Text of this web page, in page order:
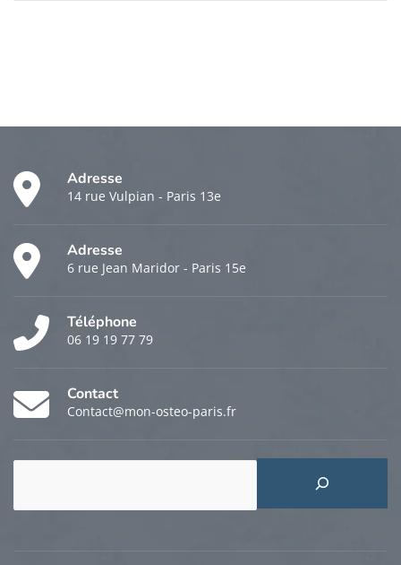
Adresse
14 rue Vulpian - Paris 13e
Adresse
6 rue Jean Maridor - Paris 15e
Téléphone
06 19 19 77 79
Contact
Contact@mon-osteo-paris.fr